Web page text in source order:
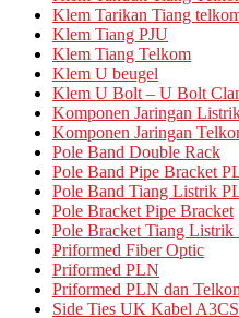
Klem Tarikan Tiang
Klem Tiang PJU
Klem Tiang Telkom
Klem U beugel
Klem U Bolt – U Bolt
Komponen Jaringan
Komponen Jaringan
Pole Band Double Rack
Pole Band Pipe Bracket
Pole Band Tiang Listrik
Pole Bracket Pipe Bracket
Pole Bracket Tiang Listrik
Priformed Fiber Optic
Priformed PLN
Priformed PLN dan
Side Ties UK Kabel